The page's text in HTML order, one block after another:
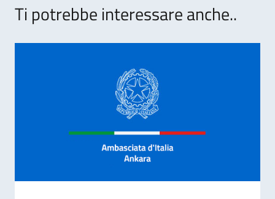
Ti potrebbe interessare anche..